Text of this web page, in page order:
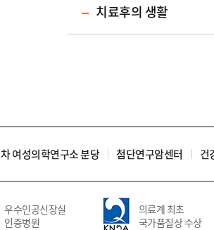
치료후의 생활
차 여성의학연구소 분당 첨단연구암센터 건
우수인공신장실
인증병원
의료계 최초
국가품질상 수상